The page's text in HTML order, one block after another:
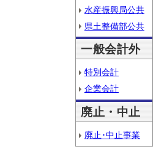
水産振興局公共
県土整備部公共
一般会計外
特別会計
企業会計
廃止・中止
廃止･中止事業